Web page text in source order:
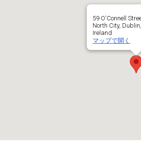
59 O'Connell
North City,
Ireland
マップで開く